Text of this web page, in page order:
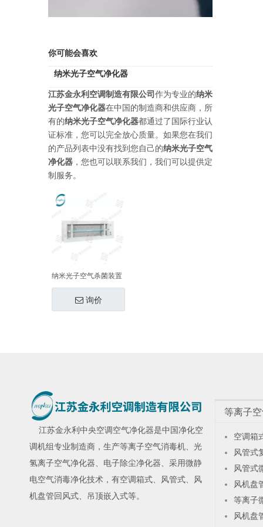
你可能会喜欢
纳米光子空气净化器
江苏金永利空调制造有限公司 作为专业的纳米
光子空气净化器在中国的制造商和供应商，所
有的纳米光子空气净化器都通过了国际行业认
证标准，您可以完全放心质量。如果您在我们
的产品列表中没有找到您自己的纳米光子空气
净化器 ，您也可以联系我们，我们可以提供定
制服务。
纳米光子空气杀菌装置
询价
江苏金永利 中央空调空气净化器是中国净化空
调机组专业制造商，生产等离子空气消毒机、 光
氢离子空气净化器、 电子除尘净化器、采用微静
电空气消毒净化技术，有空调箱式、风管式、风
机盘管回风式、吊顶嵌入式等。
等离子
空调箱
风管式
风管式
风机盘
等离子
风机盘